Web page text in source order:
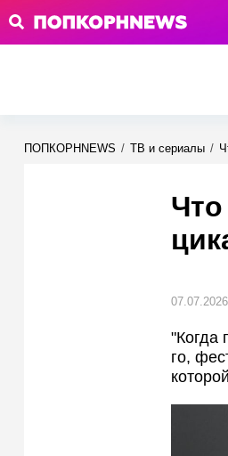
ПОПКОРНNEWS / ТВ и сериалы /
"Когда
го,